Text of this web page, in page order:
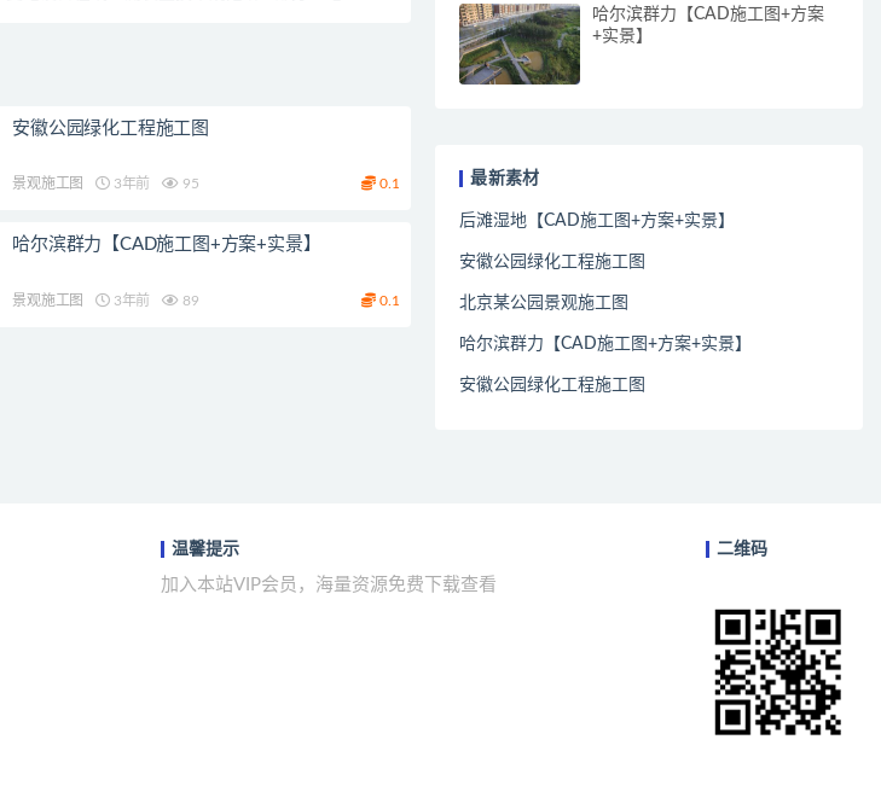
安徽公园绿化工程施工图
景观施工图 3年前 95 0.1
哈尔滨群力【CAD施工图+方案+实景】
景观施工图 3年前 89 0.1
哈尔滨群力【CAD施工图+方案
+实景】
最新素材
后滩湿地【CAD施工图+方案+实景】
安徽公园绿化工程施工图
北京某公园景观施工图
哈尔滨群力【CAD施工图+方案+实景】
安徽公园绿化工程施工图
温馨提示
加入本站VIP会员，海量资源免费下载查看
二维码